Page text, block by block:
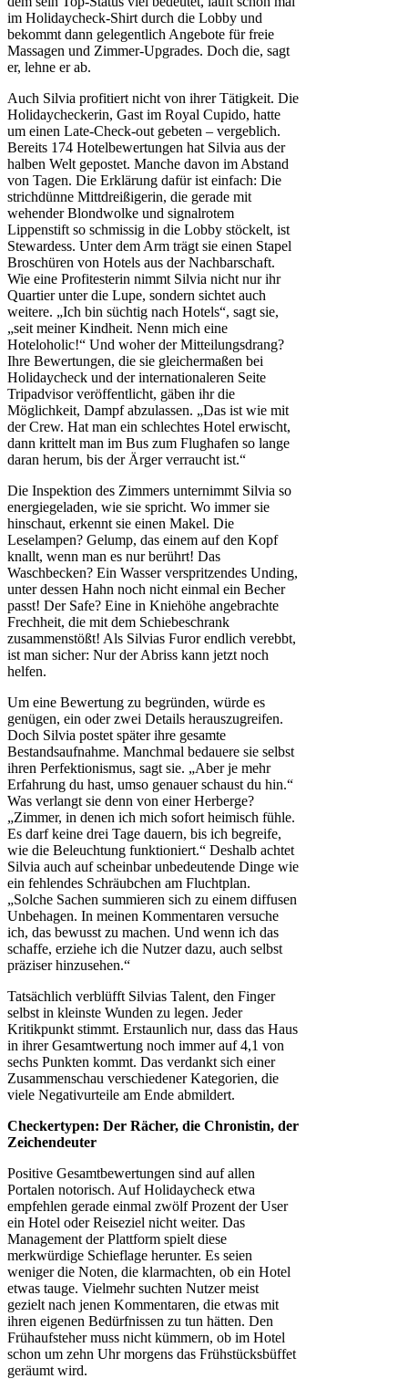
im Holidaycheck-Shirt durch die Lobby und
bekommt dann gelegentlich Angebote für freie
Massagen und Zimmer-Upgrades. Doch die, sagt
er, lehne er ab.
Auch Silvia profitiert nicht von ihrer Tätigkeit. Die
Holidaycheckerin, Gast im Royal Cupido, hatte
um einen Late-Check-out gebeten – vergeblich.
Bereits 174 Hotelbewertungen hat Silvia aus der
halben Welt gepostet. Manche davon im Abstand
von Tagen. Die Erklärung dafür ist einfach: Die
strichdünne Mittdreißigerin, die gerade mit
wehender Blondwolke und signalrotem
Lippenstift so schmissig in die Lobby stöckelt, ist
Stewardess. Unter dem Arm trägt sie einen Stapel
Broschüren von Hotels aus der Nachbarschaft.
Wie eine Profitesterin nimmt Silvia nicht nur ihr
Quartier unter die Lupe, sondern sichtet auch
weitere. „Ich bin süchtig nach Hotels“, sagt sie,
„seit meiner Kindheit. Nenn mich eine
Hoteloholic!“ Und woher der Mitteilungsdrang?
Ihre Bewertungen, die sie gleichermaßen bei
Holidaycheck und der internationaleren Seite
Tripadvisor veröffentlicht, gäben ihr die
Möglichkeit, Dampf abzulassen. „Das ist wie mit
der Crew. Hat man ein schlechtes Hotel erwischt,
dann krittelt man im Bus zum Flughafen so lange
daran herum, bis der Ärger verraucht ist.“
Die Inspektion des Zimmers unternimmt Silvia so
energiegeladen, wie sie spricht. Wo immer sie
hinschaut, erkennt sie einen Makel. Die
Leselampen? Gelump, das einem auf den Kopf
knallt, wenn man es nur berührt! Das
Waschbecken? Ein Wasser verspritzendes Unding,
unter dessen Hahn noch nicht einmal ein Becher
passt! Der Safe? Eine in Kniehöhe angebrachte
Frechheit, die mit dem Schiebeschrank
zusammenstößt! Als Silvias Furor endlich verebbt,
ist man sicher: Nur der Abriss kann jetzt noch
helfen.
Um eine Bewertung zu begründen, würde es
genügen, ein oder zwei Details herauszugreifen.
Doch Silvia postet später ihre gesamte
Bestandsaufnahme. Manchmal bedauere sie selbst
ihren Perfektionismus, sagt sie. „Aber je mehr
Erfahrung du hast, umso genauer schaust du hin.“
Was verlangt sie denn von einer Herberge?
„Zimmer, in denen ich mich sofort heimisch fühle.
Es darf keine drei Tage dauern, bis ich begreife,
wie die Beleuchtung funktioniert.“ Deshalb achtet
Silvia auch auf scheinbar unbedeutende Dinge wie
ein fehlendes Schräubchen am Fluchtplan.
„Solche Sachen summieren sich zu einem diffusen
Unbehagen. In meinen Kommentaren versuche
ich, das bewusst zu machen. Und wenn ich das
schaffe, erziehe ich die Nutzer dazu, auch selbst
präziser hinzusehen.“
Tatsächlich verblüfft Silvias Talent, den Finger
selbst in kleinste Wunden zu legen. Jeder
Kritikpunkt stimmt. Erstaunlich nur, dass das Haus
in ihrer Gesamtwertung noch immer auf 4,1 von
sechs Punkten kommt. Das verdankt sich einer
Zusammenschau verschiedener Kategorien, die
viele Negativurteile am Ende abmildert.
Checkertypen: Der Rächer, die Chronistin, der
Zeichendeuter
Positive Gesamtbewertungen sind auf allen
Portalen notorisch. Auf Holidaycheck etwa
empfehlen gerade einmal zwölf Prozent der User
ein Hotel oder Reiseziel nicht weiter. Das
Management der Plattform spielt diese
merkwürdige Schieflage herunter. Es seien
weniger die Noten, die klarmachten, ob ein Hotel
etwas tauge. Vielmehr suchten Nutzer meist
gezielt nach jenen Kommentaren, die etwas mit
ihren eigenen Bedürfnissen zu tun hätten. Den
Frühaufsteher muss nicht kümmern, ob im Hotel
schon um zehn Uhr morgens das Frühstücksbüffet
geräumt wird.